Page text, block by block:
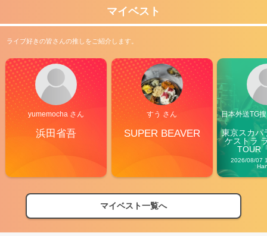
マイベスト
ライブ好きの皆さんの推しをご紹介します。
yumemocha さん
浜田省吾
すう さん
SUPER BEAVER
日本外送TG
東京スカパ
ケストラ
TOUR
2026/08/07
マイベスト一覧へ
【ライブ動員ランキング】2026年上半期編発表！
【フェス特集2026】フェス情報はここから！